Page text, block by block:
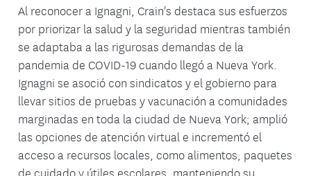
Al reconocer a Ignagni, Crain's destaca sus esfuerzos
por priorizar la salud y la seguridad mientras también
se adaptaba a las rigurosas demandas de la
pandemia de COVID-19 cuando llegó a Nueva York.
Ignagni se asoció con sindicatos y el gobierno para
llevar sitios de pruebas y vacunación a comunidades
marginadas en toda la ciudad de Nueva York; amplió
las opciones de atención virtual e incrementó el
acceso a recursos locales, como alimentos, paquetes
de cuidado y útiles escolares, manteniendo su